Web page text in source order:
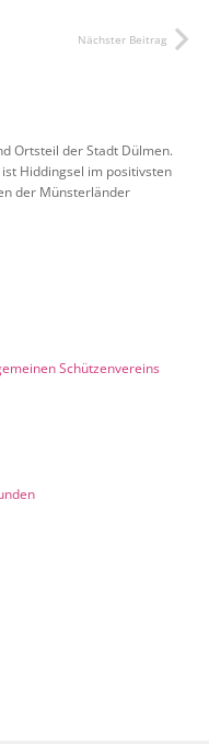
Nächster Beitrag
Ortsteil der Stadt Dülmen.
Hiddingsel im positivsten
der Münsterländer
Schützenvereins